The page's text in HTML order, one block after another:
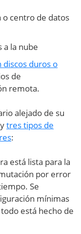
o centro de datos
a la nube
discos duros o
de
remota.
alejado de su
tres tipos de
:
está lista para la
por error
Se
mínimas
está hecho de